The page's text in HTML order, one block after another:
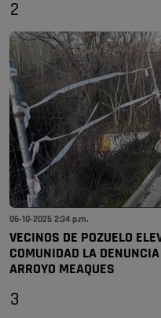
2
06-10-2025 2:34 p.m.
VECINOS DE POZUELO
COMUNIDAD LA
ARROYO MEAQUES
3